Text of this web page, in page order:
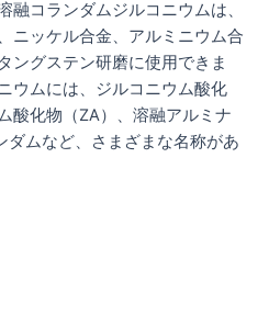
融コランダムジルコニウムは、
ニッケル合金、アルミニウム合
ングステン研磨に使用できま
ウムには、ジルコニウム酸化
酸化物（ZA）、溶融アルミナ
ダムなど、さまざまな名称があ